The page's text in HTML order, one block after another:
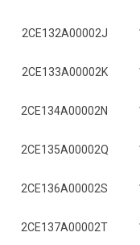
2CE132A00002J
2CE133A00002K
2CE134A00002N
2CE135A00002Q
2CE136A00002S
2CE137A00002T